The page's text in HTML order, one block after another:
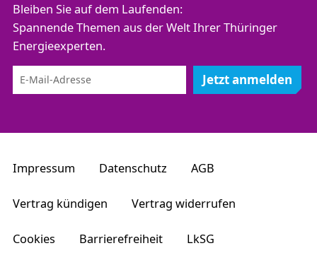
Bleiben Sie auf dem Laufenden:
Spannende Themen aus der Welt Ihrer Thüringer
Energieexperten.
Jetzt anmelden
Impressum Datenschutz AGB
Vertrag kündigen Vertrag widerrufen
Cookies Barrierefreiheit LkSG